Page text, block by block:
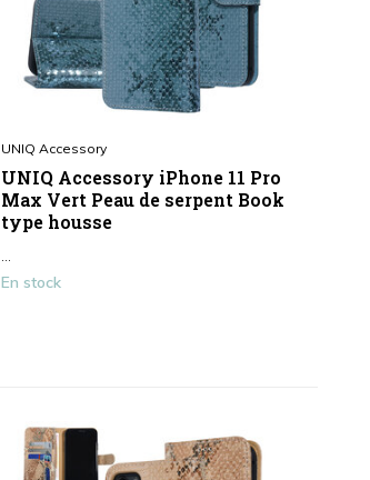
UNIQ Accessory
UNIQ Accessory iPhone 11 Pro
Max Vert Peau de serpent Book
type housse
...
En stock